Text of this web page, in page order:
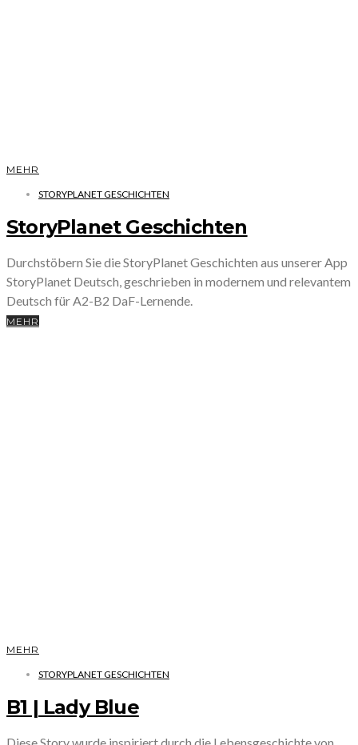
MEHR
STORYPLANET GESCHICHTEN
StoryPlanet Geschichten
Durchstöbern Sie die StoryPlanet Geschichten aus unserer App
StoryPlanet Deutsch, geschrieben in modernem und relevantem
Deutsch für A2-B2 DaF-Lernende.
MEHR
MEHR
STORYPLANET GESCHICHTEN
B1 | Lady Blue